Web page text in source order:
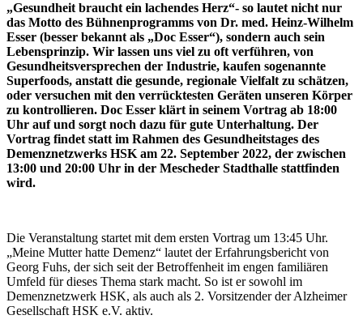
„Gesundheit braucht ein lachendes Herz“- so lautet nicht nur
das Motto des Bühnenprogramms von Dr. med. Heinz-Wilhelm
Esser (besser bekannt als „Doc Esser“), sondern auch sein
Lebensprinzip. Wir lassen uns viel zu oft verführen, von
Gesundheitsversprechen der Industrie, kaufen sogenannte
Superfoods, anstatt die gesunde, regionale Vielfalt zu schätzen,
oder versuchen mit den verrücktesten Geräten unseren Körper
zu kontrollieren. Doc Esser klärt in seinem Vortrag ab 18:00
Uhr auf und sorgt noch dazu für gute Unterhaltung. Der
Vortrag findet statt im Rahmen des Gesundheitstages des
Demenznetzwerks HSK am 22. September 2022, der zwischen
13:00 und 20:00 Uhr in der Mescheder Stadthalle stattfinden
wird.
Die Veranstaltung startet mit dem ersten Vortrag um 13:45 Uhr.
„Meine Mutter hatte Demenz“ lautet der Erfahrungsbericht von
Georg Fuhs, der sich seit der Betroffenheit im engen familiären
Umfeld für dieses Thema stark macht. So ist er sowohl im
Demenznetzwerk HSK, als auch als 2. Vorsitzender der Alzheimer
Gesellschaft HSK e.V. aktiv.